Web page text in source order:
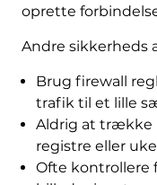
oprette
Andre sikkerheds
Brug firewall
trafik til et lille
Aldrig at trække
registre eller
Ofte kontrollere